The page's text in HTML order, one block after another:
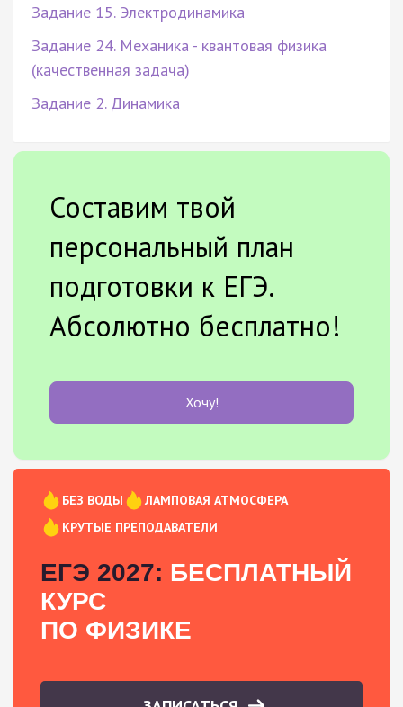
Задание 15. Электродинамика
Задание 24. Механика - квантовая физика
(качественная задача)
Задание 2. Динамика
Составим твой
персональный план
подготовки к ЕГЭ.
Абсолютно бесплатно!
Хочу!
БЕЗ ВОДЫ
ЛАМПОВАЯ АТМОСФЕРА
КРУТЫЕ ПРЕПОДАВАТЕЛИ
ЕГЭ 2027: БЕСПЛАТНЫЙ
КУРС
ПО ФИЗИКЕ